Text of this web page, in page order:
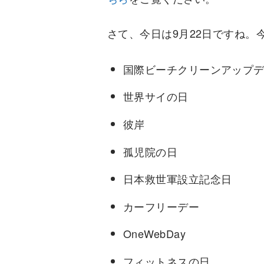
さて、今日は9月22日ですね。
国際ビーチクリーンアップ
世界サイの日
彼岸
孤児院の日
日本救世軍設立記念日
カーフリーデー
OneWebDay